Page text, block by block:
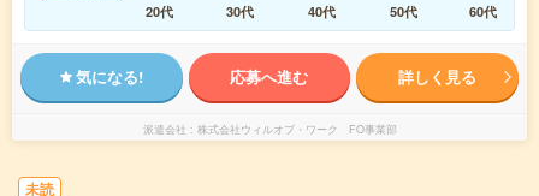
20代
30代 40代 50代 60代
気になる! 応募へ進む 詳しく見る
派遣会社 株式会社ウィルオブ・ワーク FO事業部
未読